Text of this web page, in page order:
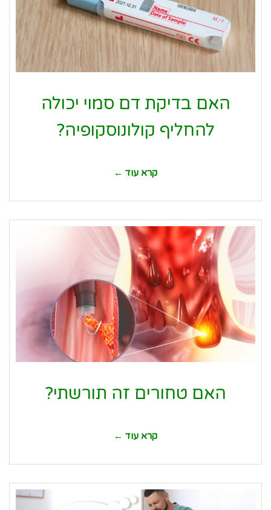
האם בדיקת דם סמוי יכולה
להחליף קולונוסקופיה?
קרא עוד ←
האם טחורים זה תורשתי?
קרא עוד ←